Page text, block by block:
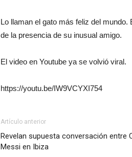
Lo llaman el gato más feliz del
de la presencia de su inusual amigo.
El video en Youtube ya se volvió viral.
https://youtu.be/IW9VCYXI754
Artículo anterior
Revelan supuesta conversación entre
Messi en Ibiza